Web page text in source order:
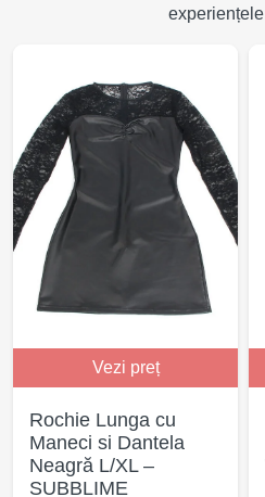
Vezi preț
Rochie Lunga cu
Maneci si Dantela
Neagră L/XL –
SUBBLIME